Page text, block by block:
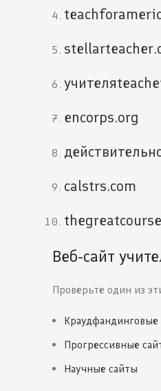
encorps.org
calstrs.com
Веб-сайт
Проверьте один из
Краудфандинговые
Прогрессивные
Научные сайты